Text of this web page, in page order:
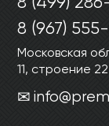
Ваши
Ваши
8 (967)
Московская
11, строение 22